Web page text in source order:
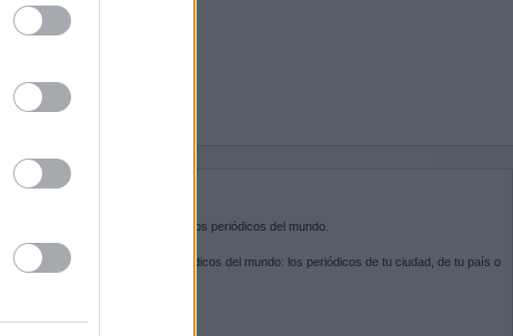
SOBRE KIOSKO.NET
es la puerta de entrada a los periódicos del mundo.
Navega por las portadas de los periódicos del mundo: los periódicos de tu ciudad, de tu país o
del otro extremo del mundo.